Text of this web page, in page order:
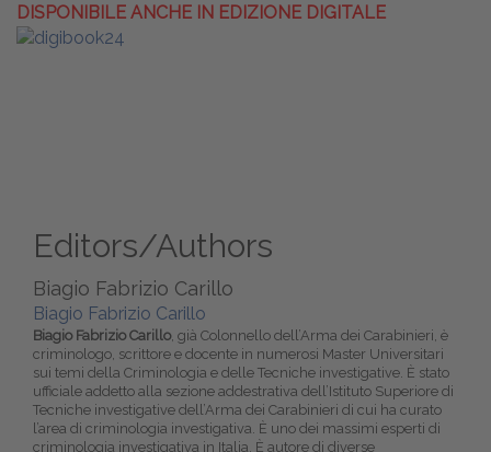
DISPONIBILE ANCHE IN EDIZIONE DIGITALE
Editors/Authors
Biagio Fabrizio Carillo
Biagio Fabrizio Carillo
Biagio Fabrizio Carillo, già Colonnello dell’Arma dei Carabinieri, è
criminologo, scrittore e docente in numerosi Master Universitari
sui temi della Criminologia e delle Tecniche investigative. È stato
ufficiale addetto alla sezione addestrativa dell’Istituto Superiore di
Tecniche investigative dell’Arma dei Carabinieri di cui ha curato
l’area di criminologia investigativa. È uno dei massimi esperti di
criminologia investigativa in Italia. È autore di diverse